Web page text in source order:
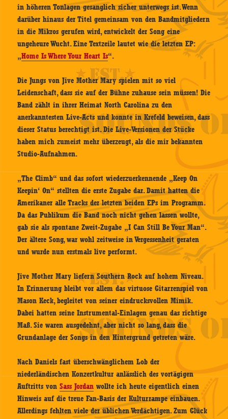
in höheren Tonlagen gesanglich sicher unterwegs ist. Wenn
darüber hinaus der Titel gemeinsam von den Bandmitgliedern
in die Mikros gerufen wird, entwickelt der Song eine
ungeheure Wucht. Eine Textzeile lautet wie die letzten EP:
„Home Is Where Your Heart Is“.
Die Jungs von Jive Mother Mary spielen mit so viel
Leidenschaft, dass sie auf der Bühne zuhause sein müssen! Die
Band zählt in ihrer Heimat North Carolina zu den
anerkanntesten Live-Acts und konnte in Krefeld beweisen, dass
dieser Status berechtigt ist. Die Live-Versionen der Stücke
haben mich zumeist mehr überzeugt, als die mir bekannten
Studio-Aufnahmen.
„The Climb“ und das sofort wiederzuerkennende „Keep On
Keepin‘ On“ stellten die erste Zugabe dar. Damit hatten die
Amerikaner alle Tracks der letzten beiden EPs im Programm.
Da das Publikum die Band noch nicht gehen lassen wollte,
gab sie als spontane Zweit-Zugabe „I Can Still Be Your Man“.
Der ältere Song, war wohl zeitweise in Vergessenheit geraten
und wurde nun erstmals live performt.
Jive Mother Mary liefern Southern Rock auf hohem Niveau.
In Erinnerung bleibt vor allem das virtuose Gitarrenspiel von
Mason Keck, begleitet von seiner eindrucksvollen Mimik.
Dabei hatten seine Instrumental-Einlagen genau das richtige
Maß. Sie waren ausgedehnt, aber nicht so lang, dass die
Grundanlage der Songs in den Hintergrund getreten wäre.
Nach Daniels fast überschwänglichem Lob der
niederländischen Konzertkultur anlässlich des vortägigen
Auftritts vonSass Jordan wollte ich heute eigentlich einen
Hinweis auf die treue Fan-Basis der Kulturrampe einbauen.
Allerdings fehlten viele der üblichen Verdächtigen. Zum Glück